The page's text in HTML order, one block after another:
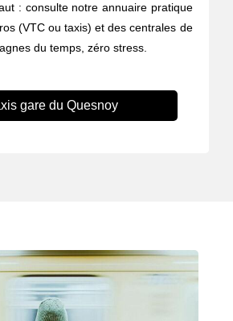
: consulte notre annuaire pratique
(VTC ou taxis) et des centrales de
du temps, zéro stress.
gare du Quesnoy